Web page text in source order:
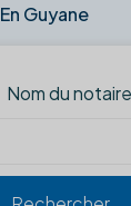
En Guyane